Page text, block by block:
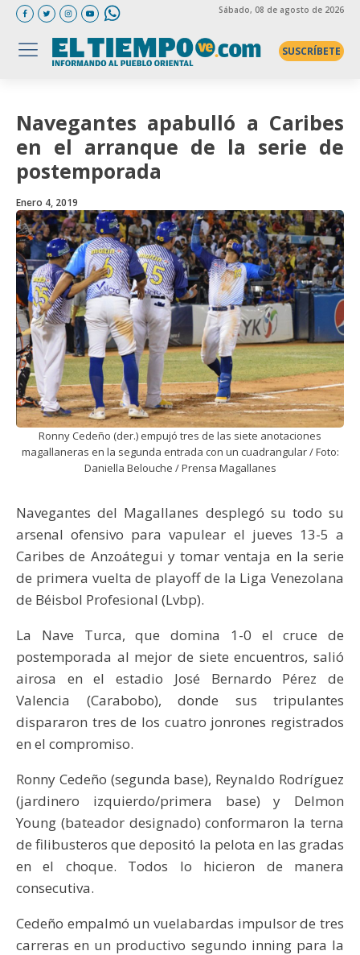
Sábado, 08 de agosto de 2026
SUSCRÍBETE
Navegantes apabulló a Caribes
en el arranque de la serie de
postemporada
Enero 4, 2019
Ronny Cedeño (der.) empujó tres de las siete anotaciones
magallaneras en la segunda entrada con un cuadrangular / Foto:
Daniella Belouche / Prensa Magallanes
Navegantes del Magallanes desplegó su todo su
arsenal ofensivo para vapulear el jueves 13-5 a
Caribes de Anzoátegui y tomar ventaja en la serie
de primera vuelta de playoff de la Liga Venezolana
de Béisbol Profesional (Lvbp).
La Nave Turca, que domina 1-0 el cruce de
postemporada al mejor de siete encuentros, salió
airosa en el estadio José Bernardo Pérez de
Valencia (Carabobo), donde sus tripulantes
dispararon tres de los cuatro jonrones registrados
en el compromiso.
Ronny Cedeño (segunda base), Reynaldo Rodríguez
(jardinero izquierdo/primera base) y Delmon
Young (bateador designado) conformaron la terna
de filibusteros que depositó la pelota en las gradas
en el choque. Todos lo hicieron de manera
consecutiva.
Cedeño empalmó un vuelabardas impulsor de tres
carreras en un productivo segundo inning para la